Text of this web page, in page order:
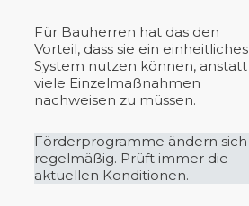
Für Bauherren hat das den
Vorteil, dass sie ein einheitliches
System nutzen können, anstatt
viele Einzelmaßnahmen
nachweisen zu müssen.
Förderprogramme ändern sich
regelmäßig. Prüft immer die
aktuellen Konditionen.